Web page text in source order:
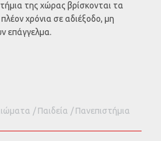
της χώρας βρίσκονται τα
χρόνια σε αδιέξοδο, μη
επάγγελμα.
Παιδεία Πανεπιστήμια